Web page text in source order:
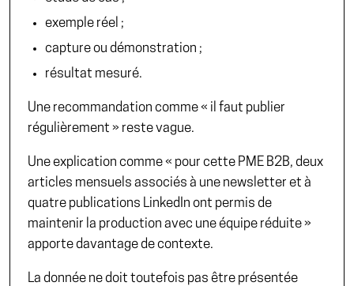
exemple réel ;
capture ou démonstration ;
résultat mesuré.
Une recommandation comme « il faut publier
régulièrement » reste vague.
Une explication comme « pour cette PME B2B, deux
articles mensuels associés à une newsletter et à
quatre publications LinkedIn ont permis de
maintenir la production avec une équipe réduite »
apporte davantage de contexte.
La donnée ne doit toutefois pas être présentée